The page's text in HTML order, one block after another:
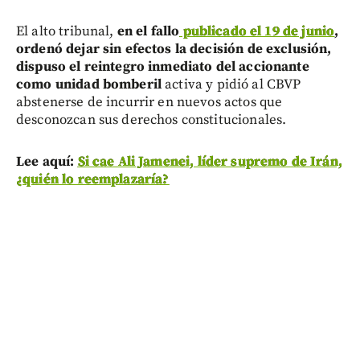
El alto tribunal, en el fallo publicado el 19 de junio,
ordenó dejar sin efectos la decisión de exclusión,
dispuso el reintegro inmediato del accionante
como unidad bomberilactiva y pidió al CBVP
abstenerse de incurrir en nuevos actos que
desconozcan sus derechos constitucionales.
Lee aquí: Si cae Ali Jamenei, líder supremo de Irán,
¿quién lo reemplazaría?